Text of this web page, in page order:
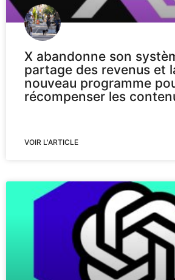
X abandonne son
partage des revenus et
nouveau programme
récompenser les
VOIR L'ARTICLE